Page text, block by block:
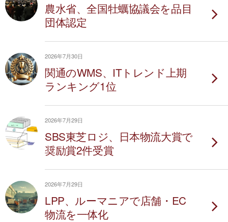
農水省、全国牡蠣協議会を品目
団体認定
2026年7月30日
関通のWMS、ITトレンド上期
ランキング1位
2026年7月29日
SBS東芝ロジ、日本物流大賞で
奨励賞2件受賞
2026年7月29日
LPP、ルーマニアで店舗・EC
物流を一体化